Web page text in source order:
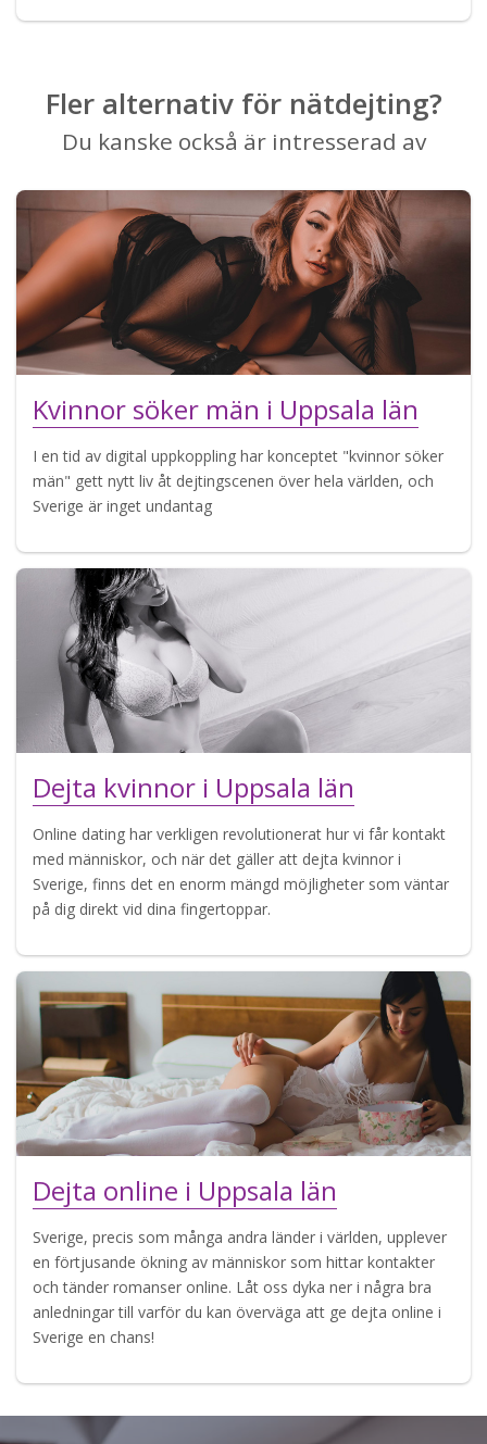
Fler alternativ för nätdejting?
Du kanske också är intresserad av
Kvinnor söker män i Uppsala län
I en tid av digital uppkoppling har konceptet "kvinnor söker
män" gett nytt liv åt dejtingscenen över hela världen, och
Sverige är inget undantag
Dejta kvinnor i Uppsala län
Online dating har verkligen revolutionerat hur vi får kontakt
med människor, och när det gäller att dejta kvinnor i
Sverige, finns det en enorm mängd möjligheter som väntar
på dig direkt vid dina fingertoppar.
Dejta online i Uppsala län
Sverige, precis som många andra länder i världen, upplever
en förtjusande ökning av människor som hittar kontakter
och tänder romanser online. Låt oss dyka ner i några bra
anledningar till varför du kan överväga att ge dejta online i
Sverige en chans!